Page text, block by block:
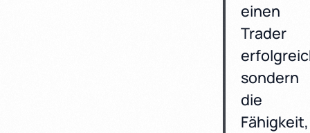
einen
Trader
sondern
die
Fähigkeit,